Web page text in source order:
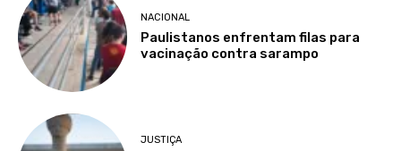
NACIONAL
Paulistanos enfrentam filas para
vacinação contra sarampo
JUSTIÇA